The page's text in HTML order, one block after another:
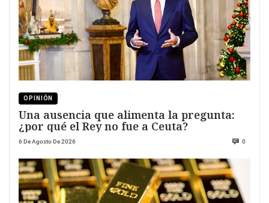
OPINIÓN
Una ausencia que alimenta la pregunta:
¿por qué el Rey no fue a Ceuta?
6 De Agosto De 2026 0